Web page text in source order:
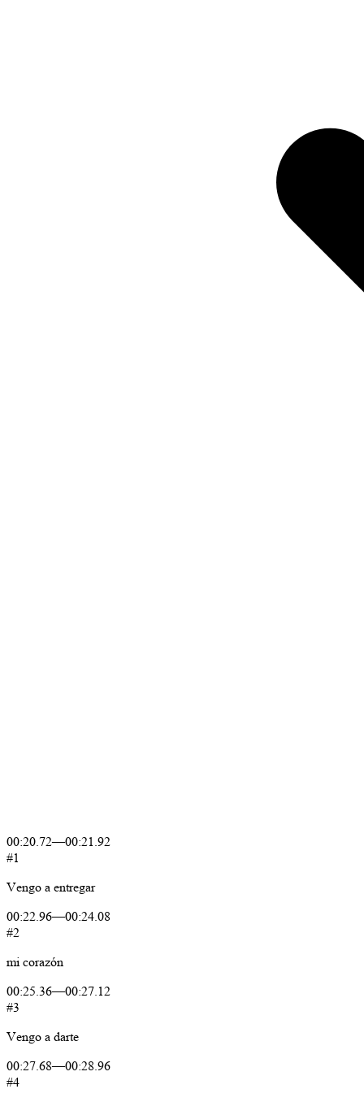
00:20.72—00:21.92
#1
Vengo a entregar
00:22.96—00:24.08
#2
mi corazón
00:25.36—00:27.12
#3
Vengo a darte
00:27.68—00:28.96
#4